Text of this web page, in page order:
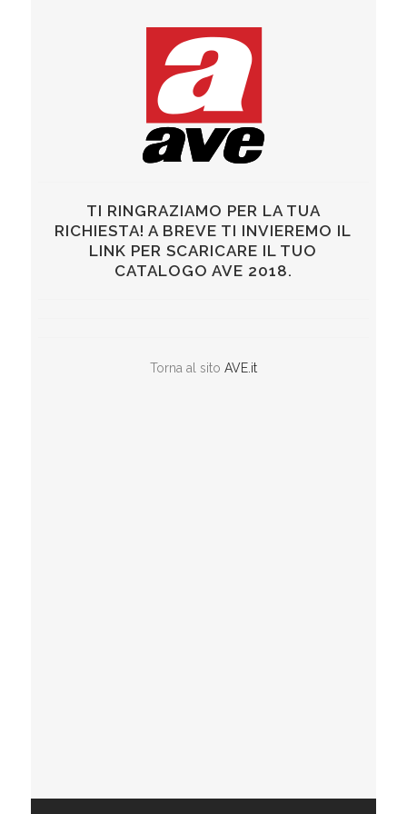
TI RINGRAZIAMO PER LA TUA
RICHIESTA! A BREVE TI INVIEREMO IL
LINK PER SCARICARE IL TUO
CATALOGO AVE 2018.
Torna al sito AVE.it